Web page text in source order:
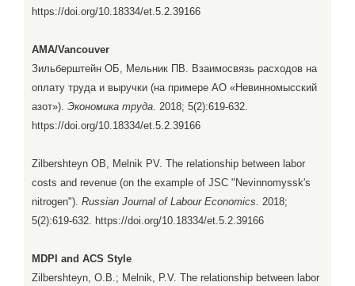
https://doi.org/10.18334/et.5.2.39166
AMA/Vancouver
Зильберштейн ОБ, Мельник ПВ. Взаимосвязь расходов на
оплату труда и выручки (на примере АО «Невинномысский
азот»). Экономика труда. 2018; 5(2):619-632.
https://doi.org/10.18334/et.5.2.39166
Zilbershteyn OB, Melnik PV. The relationship between labor
costs and revenue (on the example of JSC "Nevinnomyssk's
nitrogen"). Russian Journal of Labour Economics. 2018;
5(2):619-632. https://doi.org/10.18334/et.5.2.39166
MDPI and ACS Style
Zilbershteyn, O.B.; Melnik, P.V. The relationship between labor